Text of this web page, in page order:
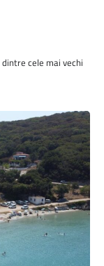
cele mai vechi